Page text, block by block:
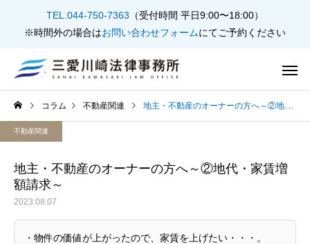
TEL.044-750-7363 （受付時間 平日9:00〜18:00）
※時間外の場合はお問い合わせフォームにてご予約ください
コラム 不動産関連 地主・不動産のオーナーの方へ～②地代・家賃増額請求～
不動産関連
地主・不動産のオーナーの方へ～②地代・家賃増
額請求～
2023.08.07
・物件の価値が上がったので、家賃を上げたい・・・。